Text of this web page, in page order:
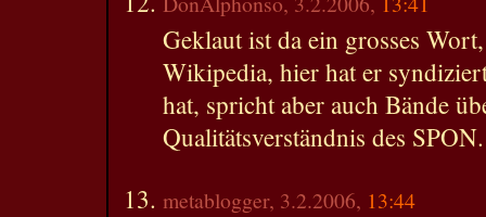
Geklaut ist da ein grosses
Wikipedia, hier hat er
hat, spricht aber auch Bände
Qualitätsverständnis des SPON.
metablogger, 3.2.2006, 13:44